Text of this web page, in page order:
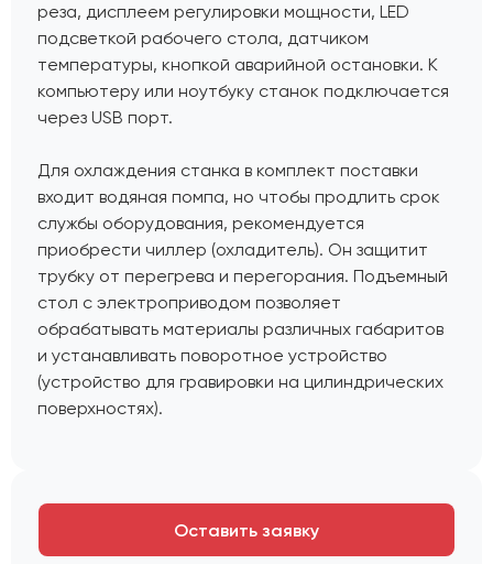
реза, дисплеем регулировки мощности, LED
подсветкой рабочего стола, датчиком
температуры, кнопкой аварийной остановки. К
компьютеру или ноутбуку станок подключается
через USB порт.
Для охлаждения станка в комплект поставки
входит водяная помпа, но чтобы продлить срок
службы оборудования, рекомендуется
приобрести чиллер (охладитель). Он защитит
трубку от перегрева и перегорания. Подъемный
стол с электроприводом позволяет
обрабатывать материалы различных габаритов
и устанавливать поворотное устройство
(устройство для гравировки на цилиндрических
поверхностях).
Оставить заявку